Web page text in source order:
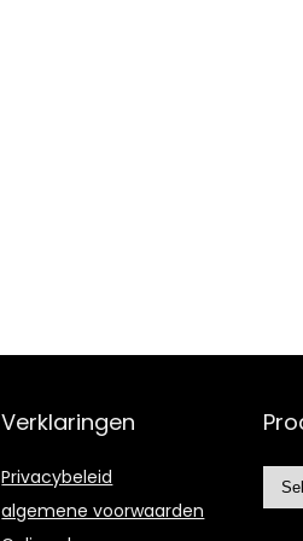
Verklaringen
Privacybeleid
algemene voorwaarden